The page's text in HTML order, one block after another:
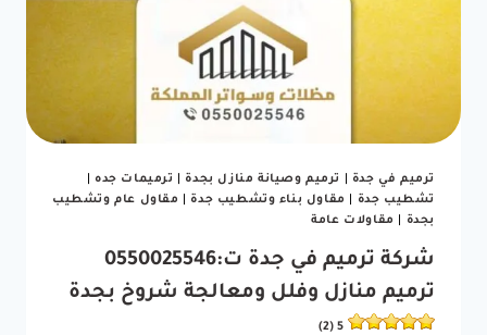
ترميم في جدة ترميم وصيانة منازل بجدة ترميمات جده|
تشطيب جدة
مقاول بناء وتشطيب جدة
مقاول عام وتشطيب
بجدة
مقاولات عامة
شركة ترميم في جدة ت:0550025546
ترميم منازل وفلل ومعالجة شروخ بجدة
5 (2)